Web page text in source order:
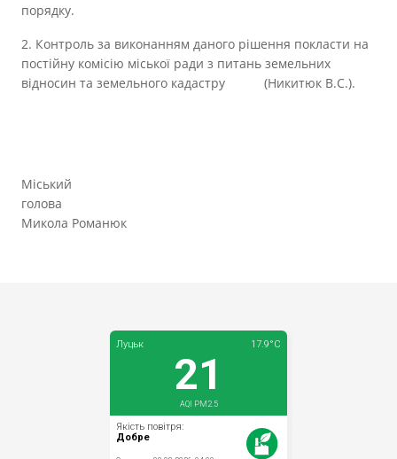
порядку.
2. Контроль за виконанням даного рішення покласти на
постійну комісію міської ради з питань земельних
відносин та земельного кадастру (Никитюк В.С.).
Міський
голова
Микола Романюк